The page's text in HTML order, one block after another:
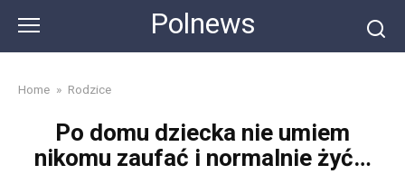
content
Polnews
Home » Rodzice
Po domu dziecka nie umiem
nikomu zaufać i normalnie żyć…